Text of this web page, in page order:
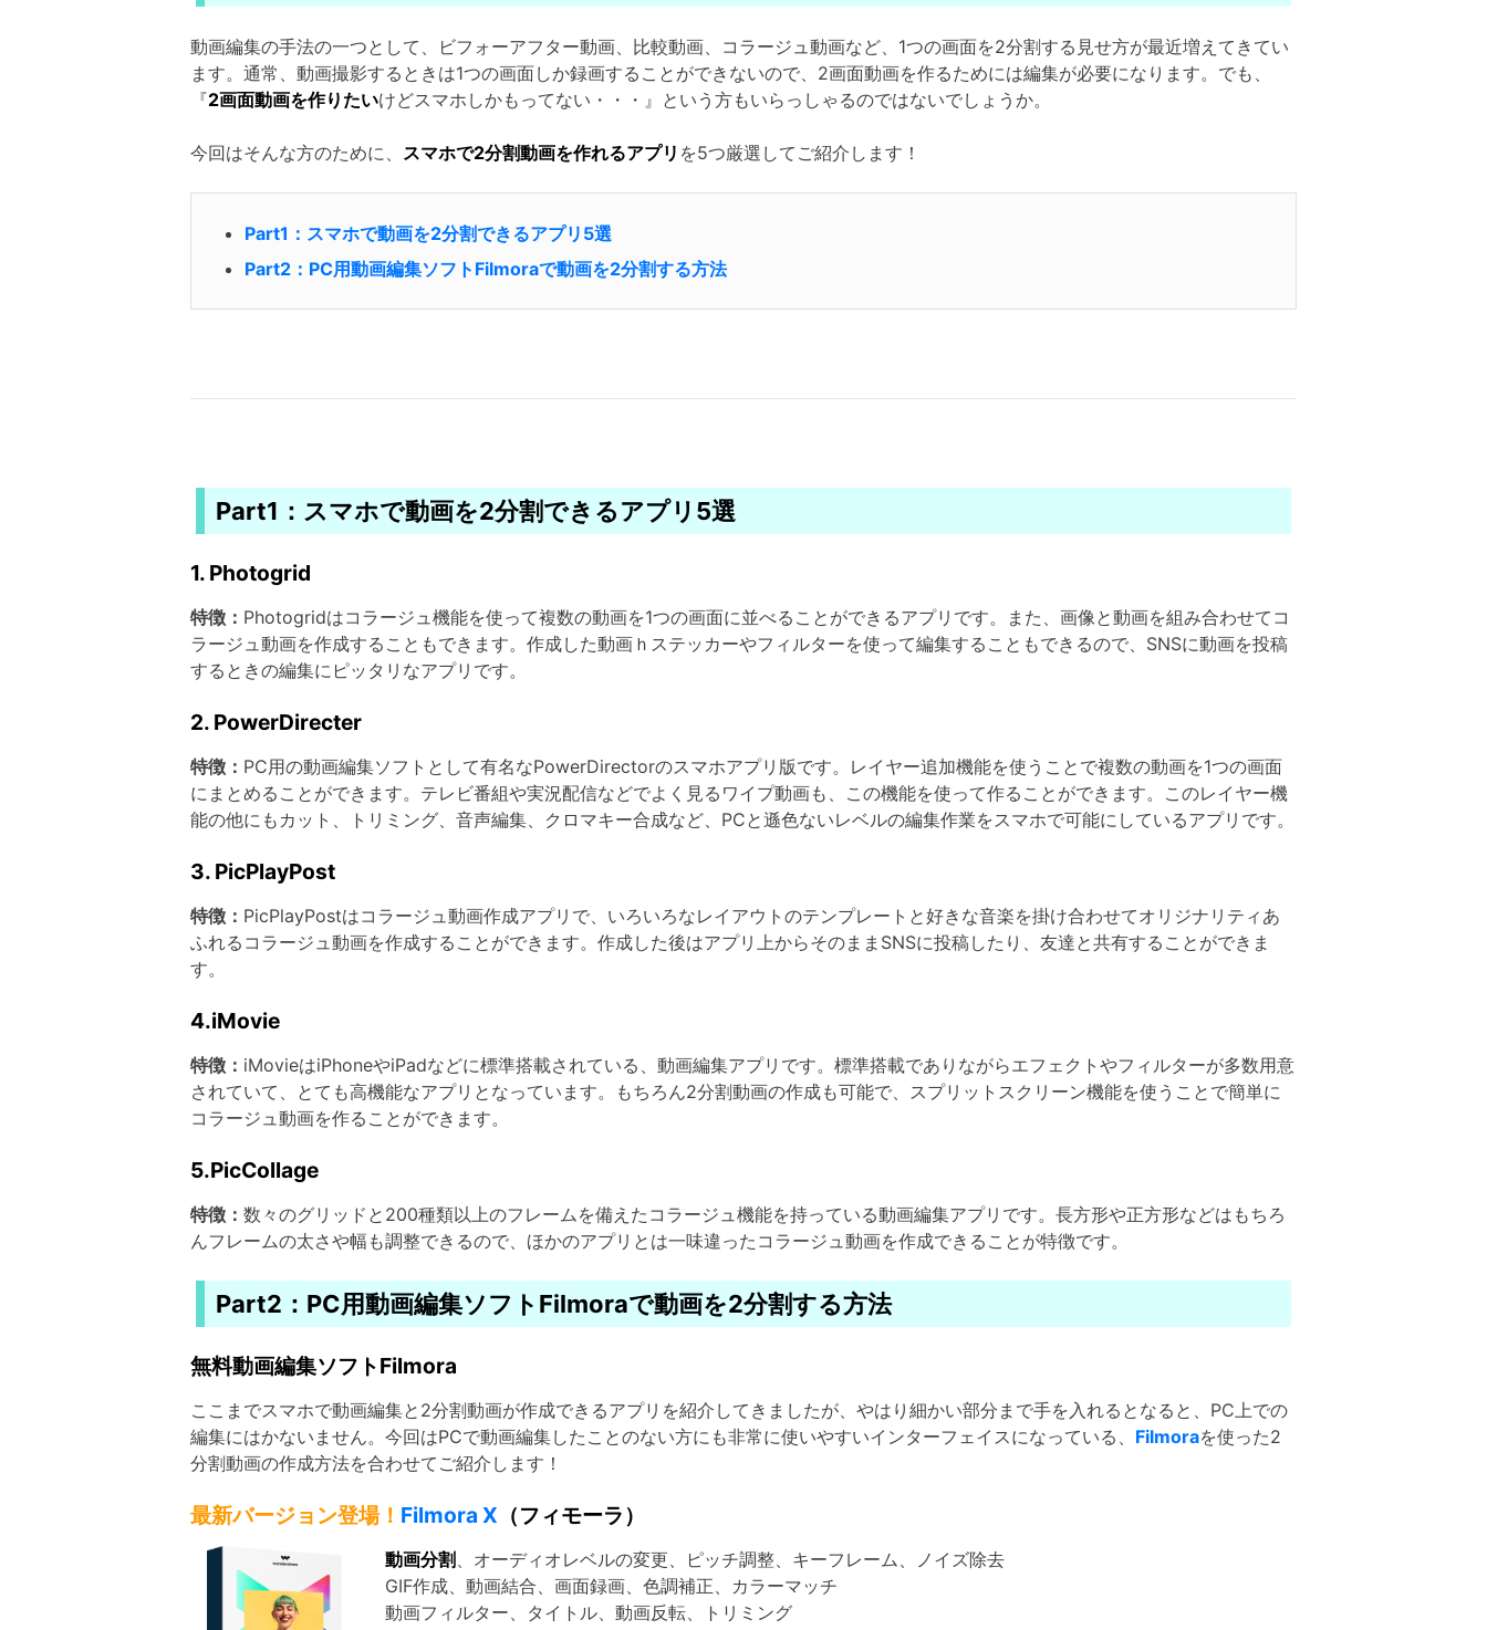
動画編集の手法の一つとして、ビフォーアフター動画、比較動画、コラージュ動画など、1つの画面を2分割する見せ方が最近増えてきてい
ます。通常、動画撮影するときは1つの画面しか録画することができないので、2画面動画を作るためには編集が必要になります。でも、
『2画面動画を作りたいけどスマホしかもってない・・・』という方もいらっしゃるのではないでしょうか。
今回はそんな方のために、 スマホで2分割動画を作れるアプリ を5つ厳選してご紹介します！
Part1：スマホで動画を2分割できるアプリ5選
Part2：PC用動画編集ソフトFilmoraで動画を2分割する方法
Part1：スマホで動画を2分割できるアプリ5選
1. Photogrid
特徴： Photogridはコラージュ機能を使って複数の動画を1つの画面に並べることができるアプリです。また、画像と動画を組み合わせてコ
ラージュ動画を作成することもできます。作成した動画ｈステッカーやフィルターを使って編集することもできるので、SNSに動画を投稿
するときの編集にピッタリなアプリです。
2. PowerDirecter
特徴： PC用の動画編集ソフトとして有名なPowerDirectorのスマホアプリ版です。レイヤー追加機能を使うことで複数の動画を1つの画面
にまとめることができます。テレビ番組や実況配信などでよく見るワイプ動画も、この機能を使って作ることができます。このレイヤー機
能の他にもカット、トリミング、音声編集、クロマキー合成など、PCと遜色ないレベルの編集作業をスマホで可能にしているアプリです。
3. PicPlayPost
特徴： PicPlayPostはコラージュ動画作成アプリで、いろいろなレイアウトのテンプレートと好きな音楽を掛け合わせてオリジナリティあ
ふれるコラージュ動画を作成することができます。作成した後はアプリ上からそのままSNSに投稿したり、友達と共有することができま
す。
4.iMovie
特徴： iMovieはiPhoneやiPadなどに標準搭載されている、動画編集アプリです。標準搭載でありながらエフェクトやフィルターが多数用意
されていて、とても高機能なアプリとなっています。もちろん2分割動画の作成も可能で、スプリットスクリーン機能を使うことで簡単に
コラージュ動画を作ることができます。
5.PicCollage
特徴： 数々のグリッドと200種類以上のフレームを備えたコラージュ機能を持っている動画編集アプリです。長方形や正方形などはもちろ
んフレームの太さや幅も調整できるので、ほかのアプリとは一味違ったコラージュ動画を作成できることが特徴です。
Part2：PC用動画編集ソフトFilmoraで動画を2分割する方法
無料動画編集ソフトFilmora
ここまでスマホで動画編集と2分割動画が作成できるアプリを紹介してきましたが、やはり細かい部分まで手を入れるとなると、PC上での
編集にはかないません。今回はPCで動画編集したことのない方にも非常に使いやすいインターフェイスになっている、 Filmoraを使った2
分割動画の作成方法を合わせてご紹介します！
最新バージョン登場！ Filmora X （フィモーラ）
動画分割 、オーディオレベルの変更、ピッチ調整、キーフレーム、ノイズ除去
GIF作成、動画結合、画面録画、色調補正、カラーマッチ
動画フィルター、タイトル、動画反転、トリミング